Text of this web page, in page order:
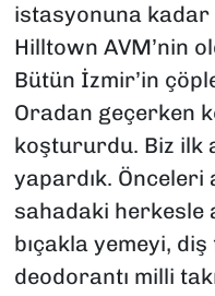
istasyonuna kadar
Hilltown AVM’nin
Bütün İzmir’in
Oradan geçerken
koştururdu. Biz ilk
yapardık. Önceleri
sahadaki herkesle
bıçakla yemeyi, diş
deodorantı milli